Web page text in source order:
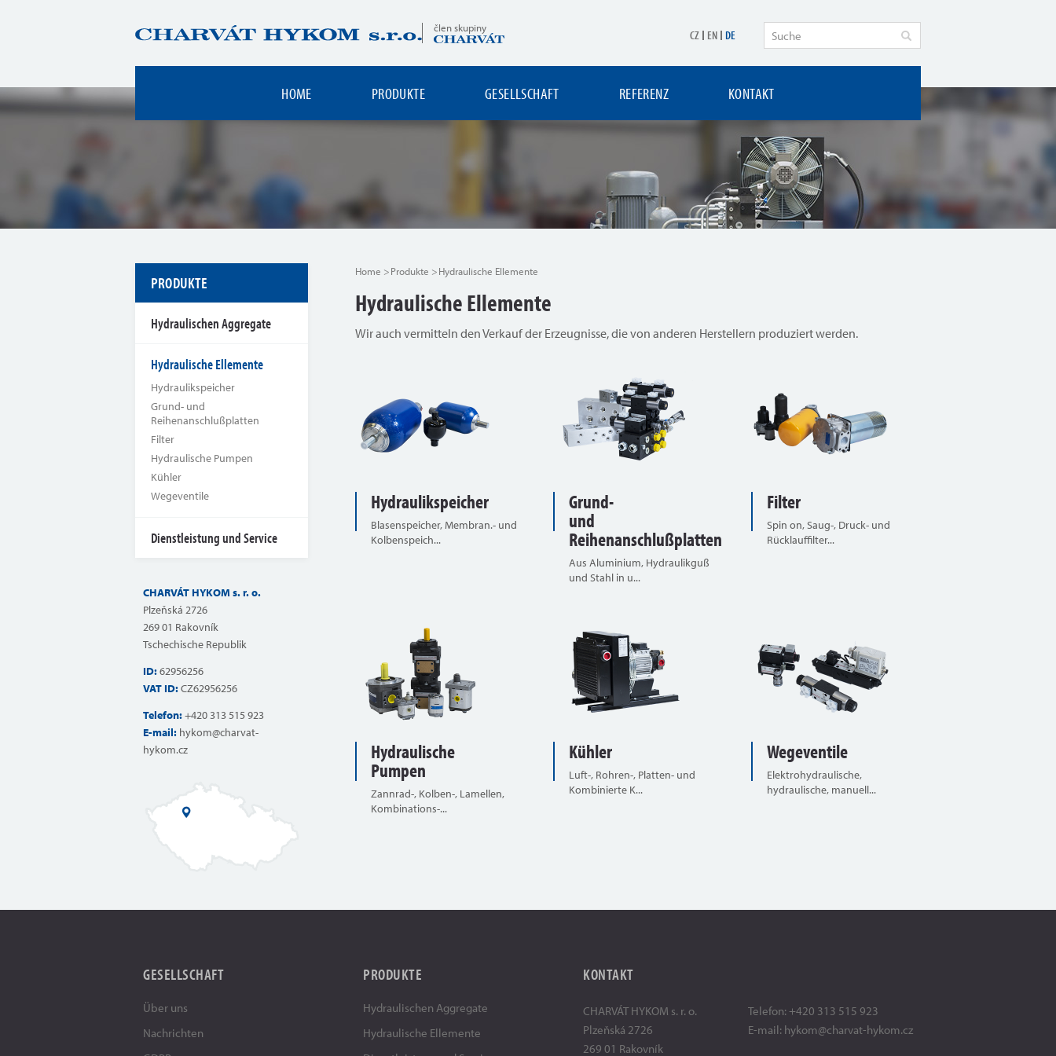
člen skupiny CZ EN DE
HOME PRODUKTE GESELLSCHAFT REFERENZ KONTAKT
Home Produkte Hydraulische Ellemente
Hydraulische Ellemente
Wir auch vermitteln den Verkauf der Erzeugnisse, die von anderen Herstellern produziert werden.
Hydraulikspeicher
Blasenspeicher, Membran.- und
Kolbenspeich...
Grund-
und
Reihenanschlußplatten
Aus Aluminium, Hydraulikguß
und Stahl in u...
Filter
Spin on, Saug-, Druck- und
Rücklauffilter...
Hydraulische
Pumpen
Zannrad-, Kolben-, Lamellen,
Kombinations-...
Kühler
Luft-, Rohren-, Platten- und
Kombinierte K...
Wegeventile
Elektrohydraulische,
hydraulische, manuell...
PRODUKTE
Hydraulischen Aggregate
Hydraulische Ellemente
Hydraulikspeicher
Grund- und
Reihenanschlußplatten
Filter
Hydraulische Pumpen
Kühler
Wegeventile
Dienstleistung und Service
CHARVÁT HYKOM s. r. o.
Plzeňská 2726
269 01 Rakovník
Tschechische Republik
ID:62956256
VAT ID:CZ62956256
Telefon:+420 313 515 923
E-mail: hykom@charvat-
hykom.cz
GESELLSCHAFT
Über uns
Nachrichten
PRODUKTE
Hydraulischen Aggregate
Hydraulische Ellemente
KONTAKT
CHARVÁT HYKOM s. r. o.
Plzeňská 2726
269 01 Rakovník
Telefon: +420 313 515 923
E-mail: hykom@charvat-hykom.cz